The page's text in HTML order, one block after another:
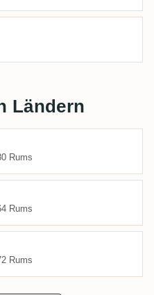
Ländern
Rums
Rums
Rums